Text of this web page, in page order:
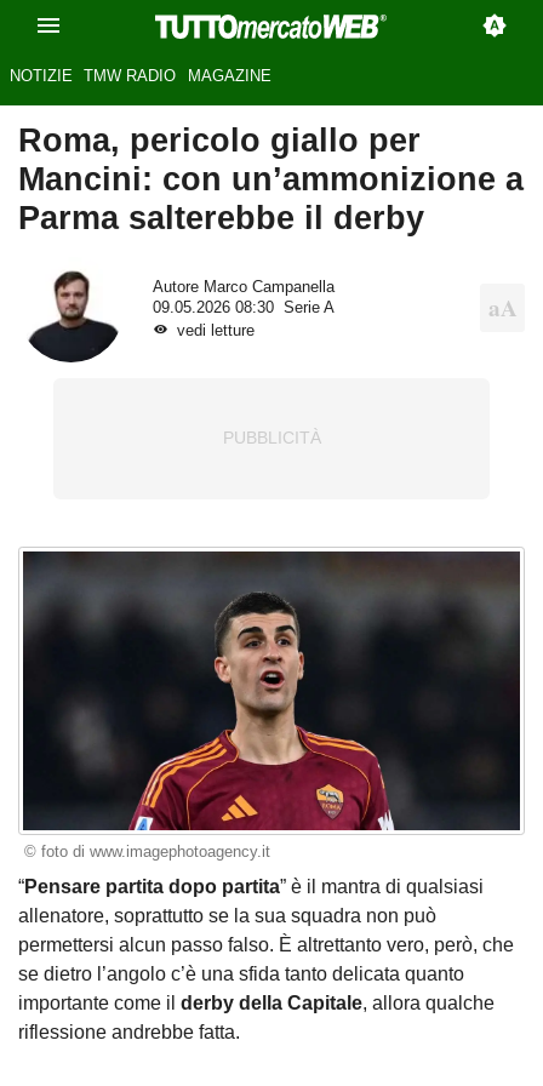
NOTIZIE TMW RADIO MAGAZINE
Roma, pericolo giallo per
Mancini: con un’ammonizione a
Parma salterebbe il derby
Autore Marco Campanella
09.05.2026 08:30
Serie A
vedi letture
© foto di www.imagephotoagency.it
“Pensare partita dopo partita” è il mantra di qualsiasi
allenatore, soprattutto se la sua squadra non può
permettersi alcun passo falso. È altrettanto vero, però, che
se dietro l’angolo c’è una sfida tanto delicata quanto
importante come il derby della Capitale, allora qualche
riflessione andrebbe fatta.